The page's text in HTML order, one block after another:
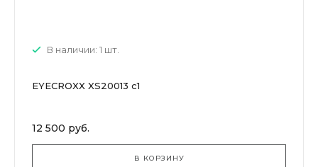
В наличии: 1 шт.
EYECROXX XS20013 c1
12 500 руб.
В КОРЗИНУ